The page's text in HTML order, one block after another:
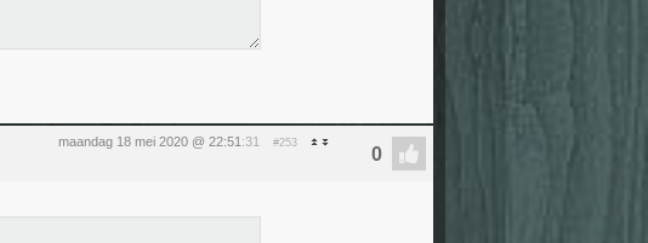
maandag 18 mei 2020 @ 22:51 :31 #253